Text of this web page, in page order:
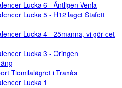
Lucka 6 - Äntligen Venla
Lucka 5 - H12 laget Stafett
Lucka 4 - 25manna, vi gör det
Lucka 3 - Oringen
Tiomilalägret i Tranås
Lucka 1